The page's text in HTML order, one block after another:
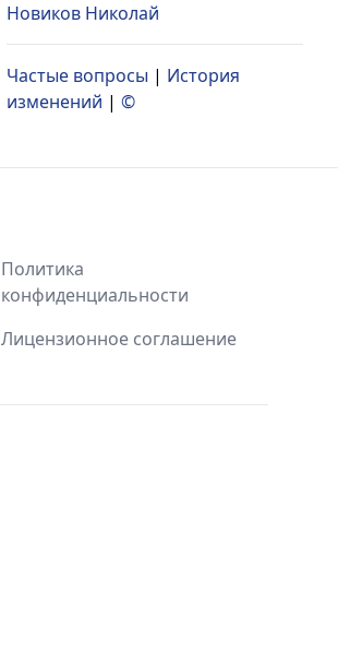
Новиков Николай
Частые вопросы | История
изменений | ©
Политика
конфиденциальности
Лицензионное соглашение